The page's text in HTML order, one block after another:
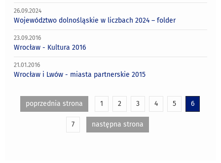
26.09.2024
Województwo dolnośląskie w liczbach 2024 – folder
23.09.2016
Wrocław - Kultura 2016
21.01.2016
Wrocław i Lwów - miasta partnerskie 2015
poprzednia strona 1 2 3 4 5 6
7 następna strona